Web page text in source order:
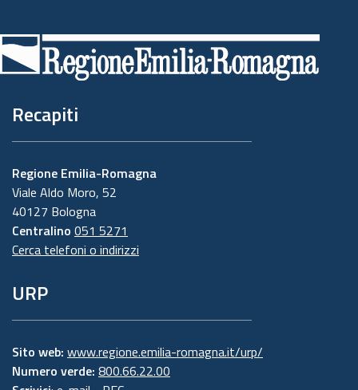
di
pagina
Recapiti
Regione Emilia-Romagna
Viale Aldo Moro, 52
40127 Bologna
Centralino 051 5271
Cerca telefoni o indirizzi
URP
Sito web: www.regione.emilia-romagna.it/urp/
Numero verde: 800.66.22.00